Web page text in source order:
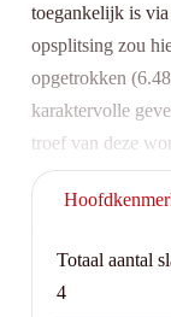
toegankelijk is
opsplitsing zou
opgetrokken (6.48m
karaktervolle
troef van deze woning. Indeling als volgt : -
aansluitend de
het gelijkvloers -
opbergruimte -
extra opbergruimte
Totaal aantal
4